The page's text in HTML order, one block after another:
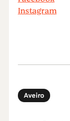
Instagram
Aveiro